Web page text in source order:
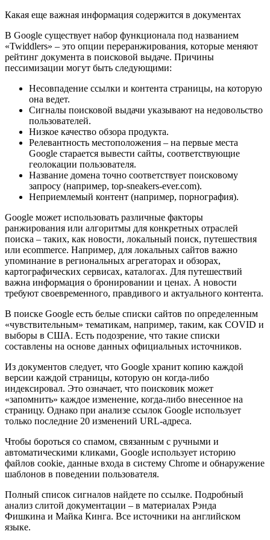
Какая еще важная информация содержится в документах
В Google существует набор функционала под названием
«Twiddlers» – это опции переранжирования, которые меняют
рейтинг документа в поисковой выдаче. Причины
пессимизации могут быть следующими:
Несовпадение ссылки и контента страницы, на которую
она ведет.
Сигналы поисковой выдачи указывают на недовольство
пользователей.
Низкое качество обзора продукта.
Релевантность местоположения – на первые места
Google старается вывести сайты, соответствующие
геолокации пользователя.
Название домена точно соответствует поисковому
запросу (например, top-sneakers-ever.com).
Неприемлемый контент (например, порнография).
Google может использовать различные факторы
ранжирования или алгоритмы для конкретных отраслей
поиска – таких, как новости, локальный поиск, путешествия
или ecommerce. Например, для локальных сайтов важно
упоминание в региональных агрегаторах и обзорах,
картографических сервисах, каталогах. Для путешествий
важна информация о бронировании и ценах. А новости
требуют своевременного, правдивого и актуального контента.
В поиске Google есть белые списки сайтов по определенным
«чувствительным» тематикам, например, таким, как COVID и
выборы в США. Есть подозрение, что такие списки
составлены на основе данных официальных источников.
Из документов следует, что Google хранит копию каждой
версии каждой страницы, которую он когда-либо
индексировал. Это означает, что поисковик может
«запомнить» каждое изменение, когда-либо внесенное на
страницу. Однако при анализе ссылок Google использует
только последние 20 изменений URL-адреса.
Чтобы бороться со спамом, связанным с ручными и
автоматическими кликами, Google использует историю
файлов cookie, данные входа в систему Chrome и обнаружение
шаблонов в поведении пользователя.
Полный список сигналов найдете по ссылке. Подробный
анализ слитой документации – в материалах Рэнда
Фишкина и Майка Кинга. Все источники на английском
языке.